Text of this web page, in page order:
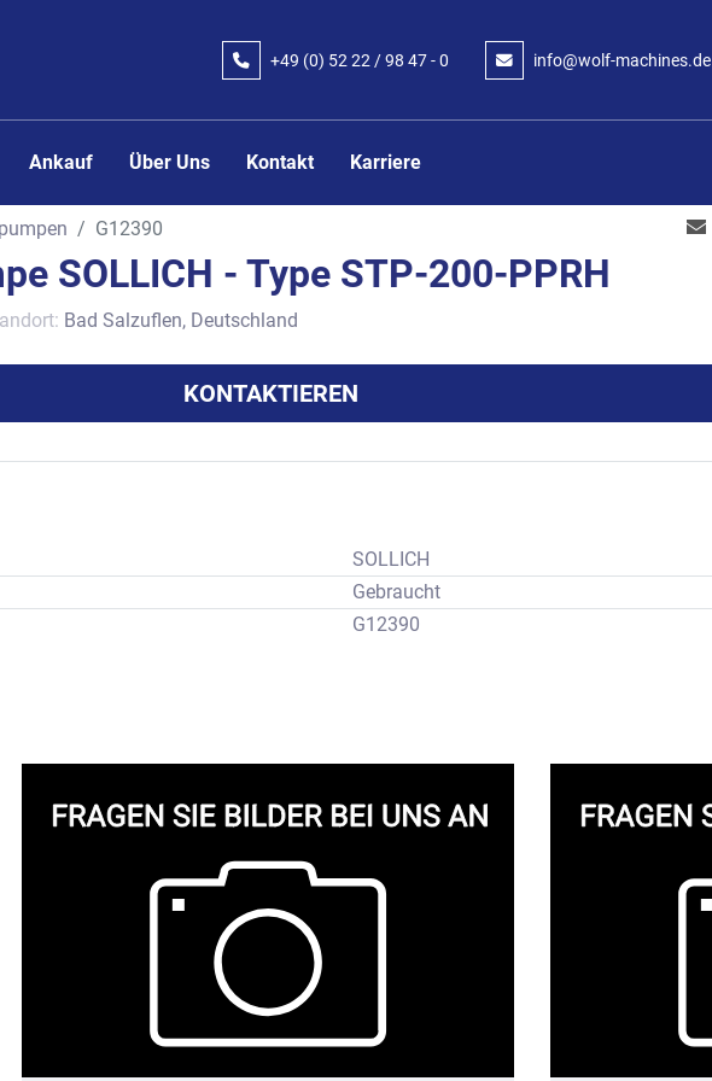
+49 (0) 52 22 / 98 47 - 0 info@wolf-machines.de
Ankauf Über Uns Kontakt Karriere
G12390
SOLLICH - Type STP-200-PPRH
Bad Salzuflen, Deutschland
KONTAKTIEREN
SOLLICH
Gebraucht
G12390